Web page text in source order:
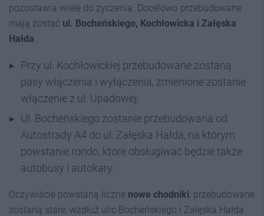
pozostawia wiele do życzenia. Docelowo przebudowane
mają zostać ul. Bocheńskiego, Kochłowicka i Załęska
Hałda.
Przy ul. Kochłowickiej przebudowane zostaną
pasy włączenia i wyłączenia, zmienione zostanie
włączenie z ul. Upadowej;
Ul. Bocheńskiego zostanie przebudowana od
Autostrady A4 do ul. Załęska Hałda, na którym
powstanie rondo, które obsługiwać będzie także
autobusy i autokary.
Oczywiście powstaną liczne nowe chodniki, przebudowane
zostaną stare, wzdłuż ulic Bocheńskiego i Załęska Hałda